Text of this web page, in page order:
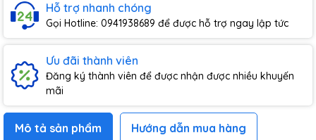
Hỗ trợ nhanh chóng
Gọi Hotline: 0941938689 để được hỗ trợ ngay lập tức
Ưu đãi thành viên
Đăng ký thành viên để được nhận được nhiều khuyến
mãi
Mô tả sản phẩm Hướng dẫn mua hàng